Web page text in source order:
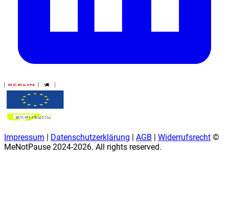
Impressum | Datenschutzerklärung | AGB | Widerrufsrecht ©
MeNotPause 2024-2026. All rights reserved.